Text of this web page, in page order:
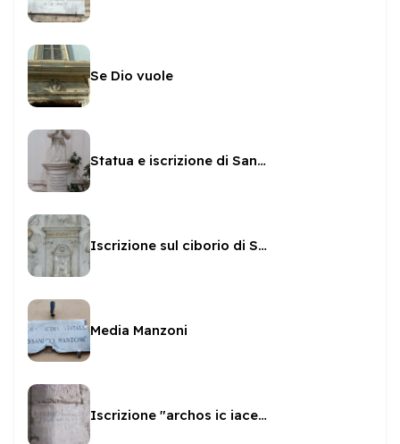
Se Dio vuole
Statua e iscrizione di San Brizio in San Pietro
Iscrizione sul ciborio di San Gregorio
Media Manzoni
Iscrizione "archos ic iacens adam"